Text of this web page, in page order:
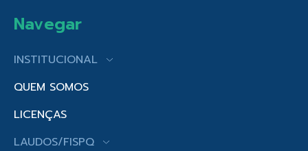
Navegar
INSTITUCIONAL
QUEM SOMOS
LICENÇAS
LAUDOS/FISPQ